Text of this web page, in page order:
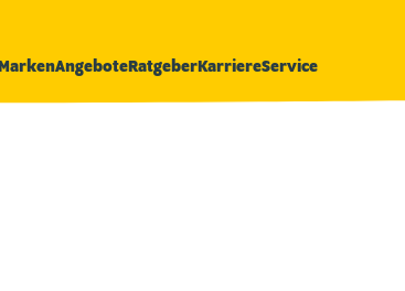
MarkenAngeboteRatgeberKarriereService